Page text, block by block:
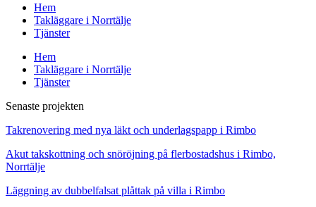
Hem
Takläggare i Norrtälje
Tjänster
Hem
Takläggare i Norrtälje
Tjänster
Senaste projekten
Takrenovering med nya läkt och underlagspapp i Rimbo
Akut takskottning och snöröjning på flerbostadshus i Rimbo,
Norrtälje
Läggning av dubbelfalsat plåttak på villa i Rimbo